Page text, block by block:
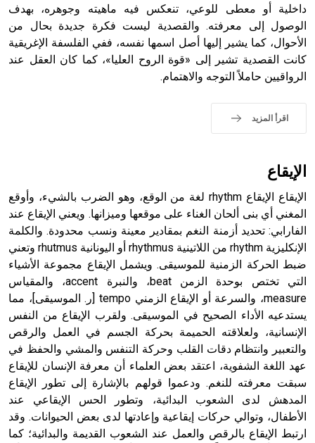
- هل تعلم أن أبجر Abgar اسم معروف جيداً يعود إلى عدد من
الملوك الذين حكموا مدينة إديسا (الرها) من أبجر الأول وحتى
التاسع، وهم ينتسبون إلى أسرة أوسروين
داخلية أو معطى للوعي، تنعكس فيه ماهيته وجوهره، بهدف
الوصول إلى معرفته. والقصدية ليست فكرة جديدة بحال من
الأحوال، كما يشير إليها أصل اسمها نفسه، ففي الفلسفة الإغريقية
كانت القصدية تشير إلى «قوة الروح العليا»، كما كان العقل عند
الرواقيين حاملاً التوجه والاهتمام.
اقرأ المزيد
الإيقاع
الإيقاع الإيقاع rhythm لغة من الوقع، وهو الضرب بالشيء، وأوقع
المغني أي بنى ألحان الغناء على موقعها وميزانها. ويعني الإيقاع عند
الفارابي: تحديد أزمنة النغم بمقادير معينة ونسب محدودة. والكلمة
الإنكليزية rhythm من اللاتينية rhythmus أو اليونانية rhutmus وتعني
ضبط الحركة الزمنية للموسيقى. ويشمل الإيقاع مجموعة الأشياء
التي تختص بوحدة الزمن beat، والنبرة accent، والمقياس
measure، والسرعة أو الإيقاع الزمني tempo [ر. الموسيقى]، مما
يستدعيه الأداء الصحيح في الموسيقى. ولقرب الإيقاع من النفس
الإنسانية، ولعلاقته الحميمة بحركة الجسم في العمل والرقص
والتعبير وانتظام دقات القلب وحركة التنفس والمشي والحفظ في
عهد اللغة الشفوية، اعتقد بعض العلماء أن معرفة الإنسان للإيقاع
سبقت معرفته للنغم. ودعموا قولهم بالإشارة إلى تطور الإيقاع
المدهش لدى الشعوب البدائية، وتطور الحس الإيقاعي عند
الأطفال، وتوالي حركات إيقاعية وإعادتها لدى بعض الحيوانات. وقد
ارتبط الإيقاع بالرقص والعمل عند الشعوب القديمة والبدائية؛ كما